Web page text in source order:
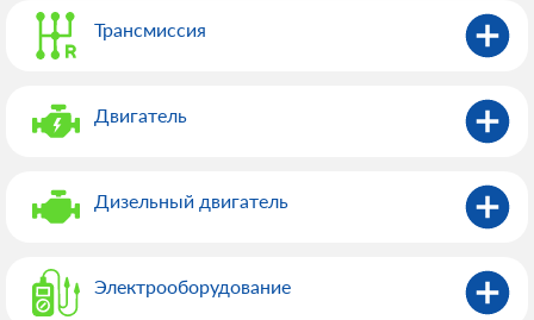
Трансмиссия
Двигатель
Дизельный двигатель
Электрооборудованиe